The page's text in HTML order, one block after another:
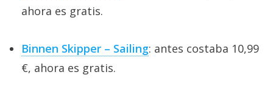
ahora es gratis.
Binnen Skipper – Sailing: antes costaba 10,99
€, ahora es gratis.